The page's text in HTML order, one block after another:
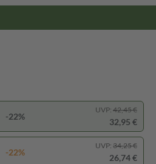
-22%
UVP: 42,45 €
32,95 €
-22%
UVP: 34,25 €
26,74 €